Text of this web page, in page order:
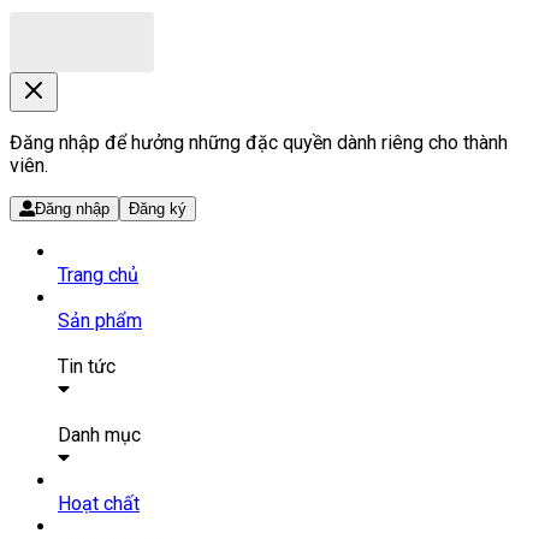
Đăng nhập để hưởng những đặc quyền dành riêng cho thành
viên.
Đăng nhập Đăng ký
Trang chủ
Sản phẩm
Tin tức
Tin tức
Danh mục
SẢN PHẨM THUỐC
Hoạt chất